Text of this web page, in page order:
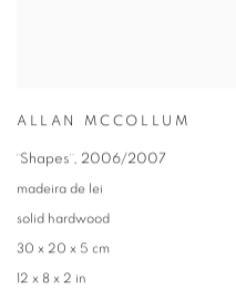
ALLAN MCCOLLUM
¨Shapes¨, 2006/2007
madeira de lei
solid hardwood
30 x 20 x 5 cm
12 x 8 x 2 in